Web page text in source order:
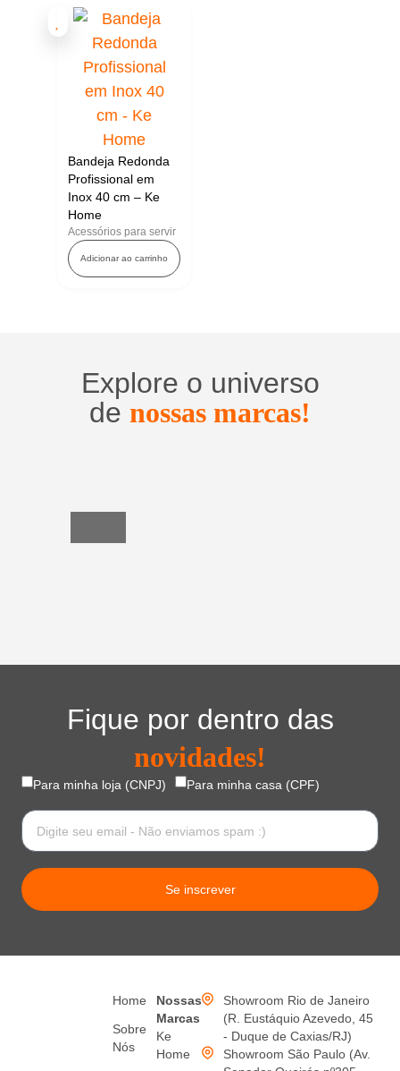
Bandeja Redonda
Profissional em
Inox 40 cm – Ke
Home
Acessórios para servir
Adicionar ao carrinho
Explore o universo
de nossas marcas!
Fique por dentro das
novidades!
Para minha loja (CNPJ) Para minha casa (CPF)
Se inscrever
Home
Sobre
Nós
Nossas
Marcas
Ke
Home
Showroom Rio de Janeiro
(R. Eustáquio Azevedo, 45
- Duque de Caxias/RJ)
Showroom São Paulo (Av.